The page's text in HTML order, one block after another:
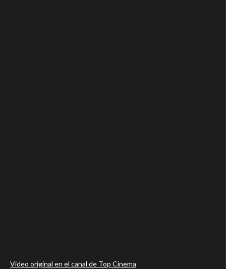
Video original en el canal de Top Cinema